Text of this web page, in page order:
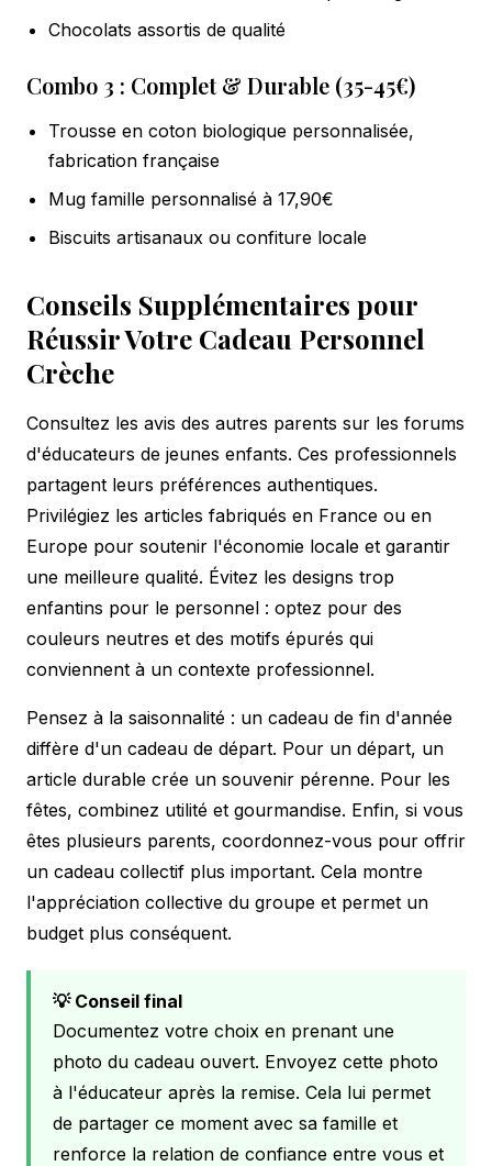
Chocolats assortis de qualité
Combo 3 : Complet & Durable (35-45€)
Trousse en coton biologique personnalisée,
fabrication française
Mug famille personnalisé à 17,90€
Biscuits artisanaux ou confiture locale
Conseils Supplémentaires pour
Réussir Votre Cadeau Personnel
Crèche
Consultez les avis des autres parents sur les forums
d'éducateurs de jeunes enfants. Ces professionnels
partagent leurs préférences authentiques.
Privilégiez les articles fabriqués en France ou en
Europe pour soutenir l'économie locale et garantir
une meilleure qualité. Évitez les designs trop
enfantins pour le personnel : optez pour des
couleurs neutres et des motifs épurés qui
conviennent à un contexte professionnel.
Pensez à la saisonnalité : un cadeau de fin d'année
diffère d'un cadeau de départ. Pour un départ, un
article durable crée un souvenir pérenne. Pour les
fêtes, combinez utilité et gourmandise. Enfin, si vous
êtes plusieurs parents, coordonnez-vous pour offrir
un cadeau collectif plus important. Cela montre
l'appréciation collective du groupe et permet un
budget plus conséquent.
💡 Conseil final
Documentez votre choix en prenant une
photo du cadeau ouvert. Envoyez cette photo
à l'éducateur après la remise. Cela lui permet
de partager ce moment avec sa famille et
renforce la relation de confiance entre vous et